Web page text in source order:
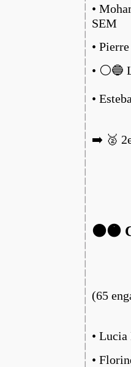
•
SEM
•
• ⚪️🔵
•
➡️ 🥈
⚫️🟠
(65
•
•